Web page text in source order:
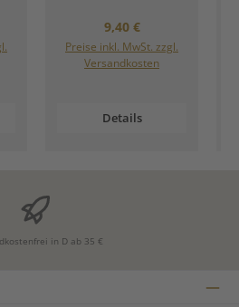
Regulärer Preis:
9,40 €
Preise inkl. MwSt. zzgl.
Versandkosten
Details
in D ab 35 €